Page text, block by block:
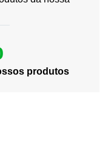
produtos